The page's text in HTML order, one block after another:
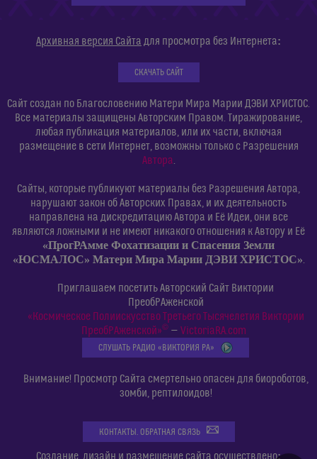
Архивная версия Сайта для просмотра без Интернета:
СКАЧАТЬ САЙТ
Сайт создан по Благословению Матери Мира Марии ДЭВИ ХРИСТОС.
Все материалы защищены Авторским Правом. Тиражирование,
любая публикация материалов, или их части, включая
размещение в сети Интернет, возможны только с Разрешения
Автора.
Сайты, которые публикуют материалы без Разрешения Автора,
нарушают закон об Авторских Правах, и их деятельность
направлена на дискредитацию Автора и Её Идеи, они все
являются ложными и не имеют никакого отношения к Автору и Её
«ПрогРАмме Фохатизации и Спасения Земли
«ЮСМАЛОС» Матери Мира Марии ДЭВИ ХРИСТОС».
Приглашаем посетить Авторский Сайт Виктории
ПреобРАженской
«Космическое Полиискусство Третьего Тысячелетия Виктории
ПреобРАженской»©— VictoriaRA.com
СЛУШАТЬ РАДИО «ВИКТОРИЯ РА»
Внимание! Просмотр Сайта смертельно опасен для биороботов,
зомби, рептилоидов!
КОНТАКТЫ. ОБРАТНАЯ СВЯЗЬ
Создание, дизайн и размещение сайта осуществлено: